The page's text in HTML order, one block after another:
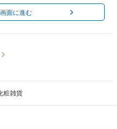
面に進む
粧雑貨